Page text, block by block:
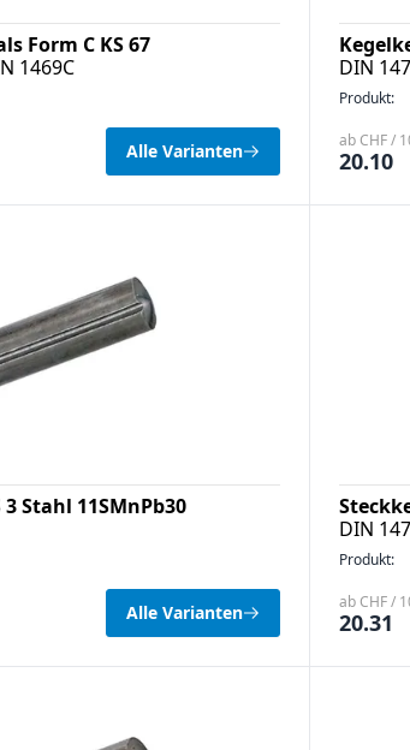
Form C KS 67
1469C
Alle Varianten
DIN
Produkt:
ab CHF /
20.10
Stahl 11SMnPb30
Alle Varianten
DIN
Produkt:
ab CHF /
20.31